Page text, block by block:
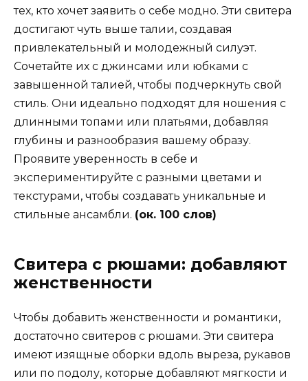
тех, кто хочет заявить о себе модно. Эти свитера
достигают чуть выше талии, создавая
привлекательный и молодежный силуэт.
Сочетайте их с джинсами или юбками с
завышенной талией, чтобы подчеркнуть свой
стиль. Они идеально подходят для ношения с
длинными топами или платьями, добавляя
глубины и разнообразия вашему образу.
Проявите уверенность в себе и
экспериментируйте с разными цветами и
текстурами, чтобы создавать уникальные и
стильные ансамбли. (ок. 100 слов)
Свитера с рюшами: добавляют
женственности
Чтобы добавить женственности и романтики,
достаточно свитеров с рюшами. Эти свитера
имеют изящные оборки вдоль выреза, рукавов
или по подолу, которые добавляют мягкости и